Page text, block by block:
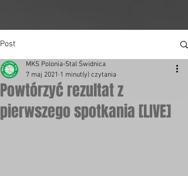
Post
Powtórzyć rezultat z
pierwszego spotkania [LIVE]
MKS Polonia-Stal Świdnica
7 maj 2021 1 minut(y) czytania